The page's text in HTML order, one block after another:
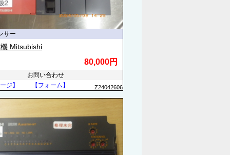
サー
Mitsubishi
80,000円
お問い合わせ
ジ】
【フォーム】 Z24042606